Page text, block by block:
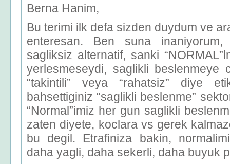
Berna Hanim,
Bu terimi ilk defa sizden duydum ve
enteresan. Ben suna
sagliksiz alternatif, sanki
yerlesmeseydi, saglikli beslenmeye
“takintili” veya “rahatsiz” diye
bahsettiginiz “saglikli beslenme”
“Normal”imiz her gun saglikli
zaten diyete, koclara vs gerek
bu degil. Etrafiniza bakin,
daha yagli, daha sekerli, daha buyuk